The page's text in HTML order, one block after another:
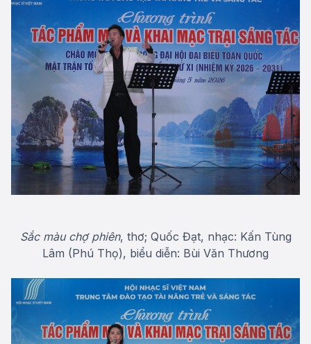
Sắc màu chợ phiên, thơ; Quốc Đạt, nhạc: Kấn Tùng
Lâm (Phú Thọ), biểu diễn: Bùi Văn Thương